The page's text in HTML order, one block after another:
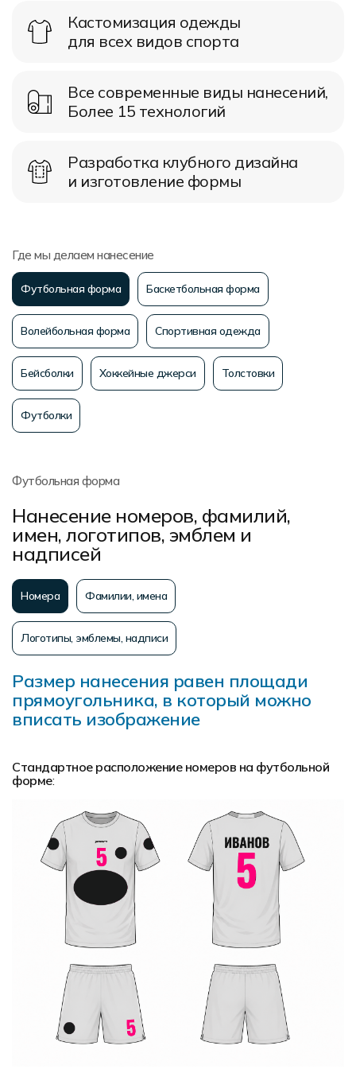
Кастомизация одежды
для всех видов спорта
Все современные виды нанесений,
Более 15 технологий
Разработка клубного дизайна
и изготовление формы
Где мы делаем нанесение
Футбольная форма Баскетбольная форма
Волейбольная форма Спортивная одежда
Бейсболки Хоккейные джерси Толстовки
Футболки
Футбольная форма
Нанесение номеров, фамилий,
имен, логотипов, эмблем и
надписей
Номера Фамилии, имена
Логотипы, эмблемы, надписи
Размер нанесения равен площади
прямоугольника, в который можно
вписать изображение
Стандартное расположение номеров на футбольной
форме: